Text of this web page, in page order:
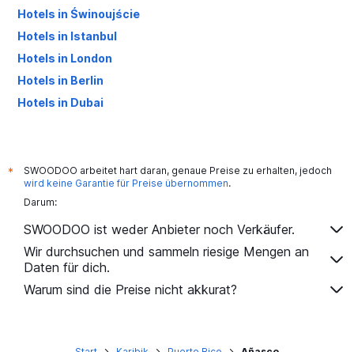
Hotels in Świnoujście
Hotels in Istanbul
Hotels in London
Hotels in Berlin
Hotels in Dubai
*
SWOODOO arbeitet hart daran, genaue Preise zu erhalten, jedoch
wird keine Garantie für Preise übernommen.
Darum:
SWOODOO ist weder Anbieter noch Verkäufer.
Wir durchsuchen und sammeln riesige Mengen an
Daten für dich.
Warum sind die Preise nicht akkurat?